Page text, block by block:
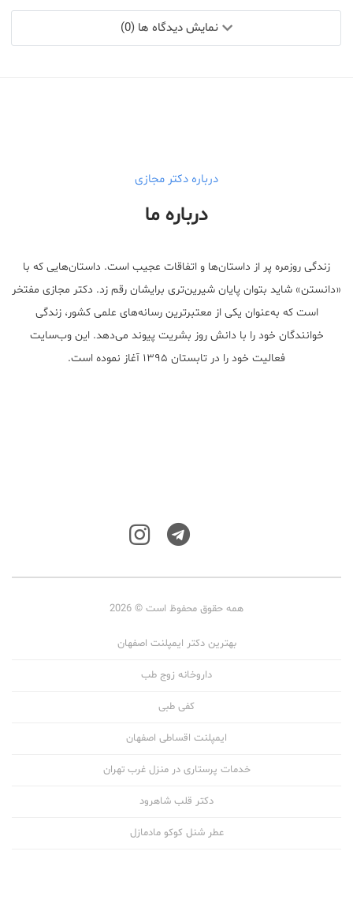
نمایش دیدگاه ها (0)
درباره دکتر مجازی
درباره ما
زندگی روزمره پر از داستان‌ها و اتفاقات عجیب است. داستان‌هایی که با
«دانستن» شاید بتوان پایان شیرین‌تری برایشان رقم زد. دکتر مجازی مفتخر
است که به‌عنوان یکی از معتبر‌ترین رسانه‌های علمی کشور، زندگی
خوانندگان خود را با دانش روز بشریت پیوند می‌دهد. این وب‌سایت
فعالیت خود را در تابستان ۱۳۹۵ آغاز نموده است.
همه حقوق محفوظ است © 2026
بهترین دکتر ایمپلنت اصفهان
داروخانه زوج طب
کفی طبی
ایمپلنت اقساطی اصفهان
خدمات پرستاری در منزل غرب تهران
دکتر قلب شاهرود
عطر شنل کوکو مادمازل